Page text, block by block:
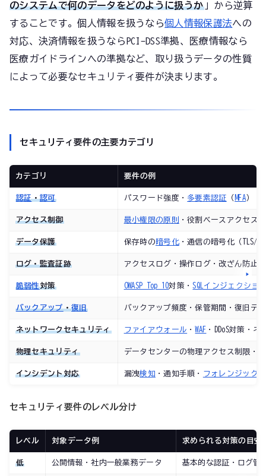
のシステムで何のデータをどのように扱うか 」から逆算
することです。個人情報を扱うなら個人情報保護法への
対応、決済情報を扱うならPCI-DSS準拠、医療情報なら
医療ガイドラインへの準拠など、取り扱うデータの性質
によって必要なセキュリティ要件が決まります。
セキュリティ要件の主要カテゴリ
カテゴリ 要件の例
認証・認可 パスワード強度・ 多要素認証 （ MFA ）・
アクセス制御 最小権限の原則 ・役割ベースアクセス
データ保護 保存時の 暗号化・通信の暗号化（TLS/
ログ・監査証跡 アクセスログ・操作ログ・改ざん防止
脆弱性対策 OWASP Top 10対策・SQLインジェクショ
バックアップ・復旧 バックアップ頻度・保管期間・復旧テス
ネットワークセキュリティ ファイアウォール ・WAF ・DDoS対策・
物理セキュリティ データセンターの物理アクセス制限・
インシデント対応 漏洩検知 ・通知手順・ フォレンジック
セキュリティ要件のレベル分け
レベル 対象データ例 求められる対策の目安
低 公開情報・社内一般業務データ 基本的な認証・ログ管